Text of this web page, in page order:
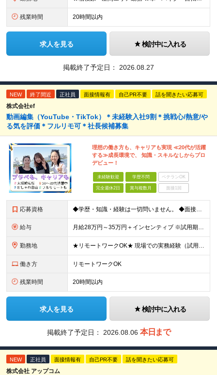
残業時間 20時間以内
求人を見る 検討中に入れる
掲載終了予定日： 2026.08.27
NEW 終了間近 正社員 面接情報有 自己PR不要 話を聞きたい応募可
株式会社ef
動画編集（YouTube・TikTok）＊未経験入社9割＊挑戦心/熱意/や
る気を評価＊フルリモ可＊社長候補募集
理想の働き方も、キャリアも実現 ≪20代が活躍
する≫成長環境で、 知識・スキルなしからプロ
デビュー！
未経験歓迎 学歴不問 ベテランOK
完全週休2日 賞与複数月 面接1回
応募資格 ◆学歴・知識・経験は一切問いません。 ◆面接は「履歴書」「実務経験」「スーツ」不要。 「意欲」「人柄」重視の採用です。 やる気のある方を広く受け入れ、 努力や結果に報いる組織を作ります。 ミスマッ
給与 月給28万円～35万円＋インセンティブ ※試用期間6ヶ月（契約社員）：月給23万円 ※時間外手当は別途全額支給します ◎給与にプラスしてもらえる手当・インセンティブ ■通勤費(規定あり) ■業績手
勤務地 ★リモートワークOK★ 現場での実務経験（試用期間含む）12ヶ月後、基準を満たした方は リモート勤務が可能です！ ※成果状況に応じて出社勤務へ変更となる場合があります。 【本社】 東京都中央区銀座1
働き方 リモートワークOK
残業時間 20時間以内
求人を見る 検討中に入れる
掲載終了予定日： 2026.08.06 本日まで
NEW 正社員 面接情報有 自己PR不要 話を聞きたい応募可
株式会社 アップコム